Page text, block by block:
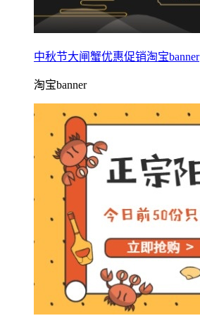
中秋节大闸蟹优惠促销淘宝banner
淘宝banner